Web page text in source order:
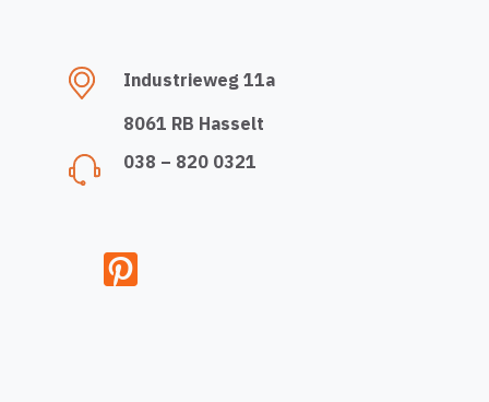
Industrieweg 11a
8061 RB Hasselt
038 – 820 0321